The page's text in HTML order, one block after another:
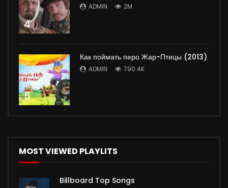
4
ADMIN 2M
5
Как поймать перо Жар-Птицы (2013)
ADMIN 790.4K
MOST VIEWED PLAYLITS
Billboard Top Songs